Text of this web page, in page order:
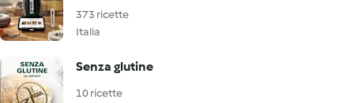
373 ricette
Italia
Senza glutine
10 ricette